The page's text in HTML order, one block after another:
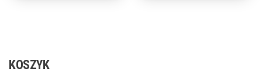
KOSZYK